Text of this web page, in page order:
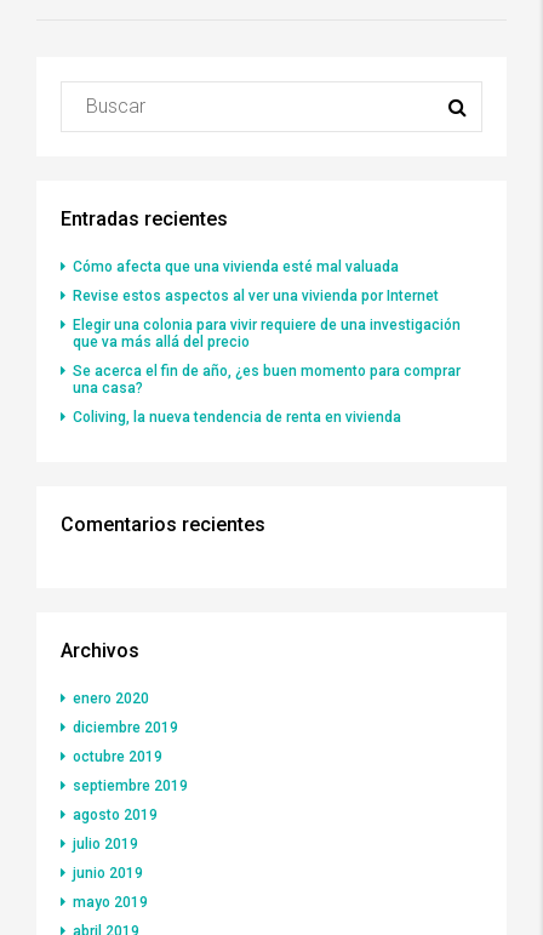
Entradas recientes
Cómo afecta que una vivienda esté mal valuada
Revise estos aspectos al ver una vivienda por Internet
Elegir una colonia para vivir requiere de una investigación
que va más allá del precio
Se acerca el fin de año, ¿es buen momento para comprar
una casa?
Coliving, la nueva tendencia de renta en vivienda
Comentarios recientes
Archivos
enero 2020
diciembre 2019
octubre 2019
septiembre 2019
agosto 2019
julio 2019
junio 2019
mayo 2019
abril 2019